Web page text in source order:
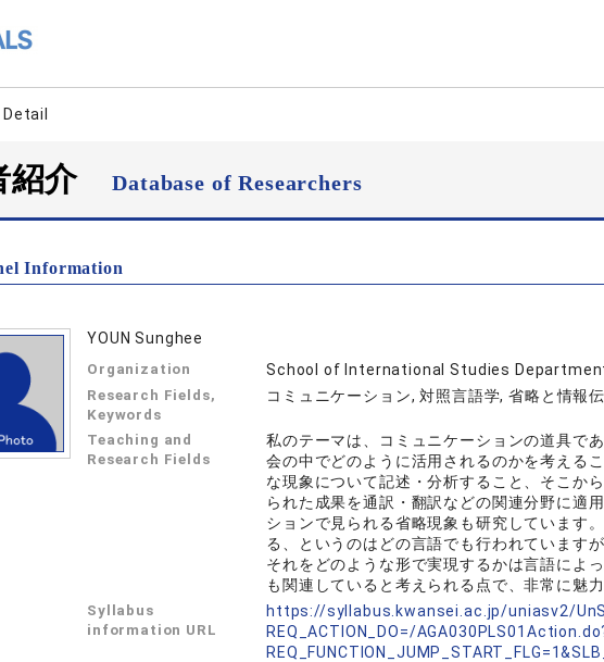
Detail
紹介Database of Researchers
Information
YOUN Sunghee
Organization School of International Studies
Research Fields,
Keywords
コミュニケーション, 対照言語学, 省略と情報
Teaching and
Research Fields
私のテーマは、コミュニケーションの道具で
会の中でどのように活用されるのかを考える
な現象について記述・分析すること、そこか
られた成果を通訳・翻訳などの関連分野に適
ションで見られる省略現象も研究しています
る、というのはどの言語でも行われています
それをどのような形で実現するかは言語によ
も関連していると考えられる点で、非常に魅
Syllabus
information URL
https://syllabus.kwansei.ac.jp/uniasv2/
REQ_ACTION_DO=/